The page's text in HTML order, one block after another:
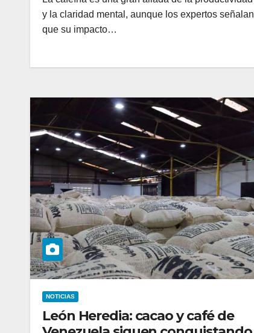
y la claridad mental, aunque los expertos señalan
que su impacto…
NOTICIAS
León Heredia: cacao y café de